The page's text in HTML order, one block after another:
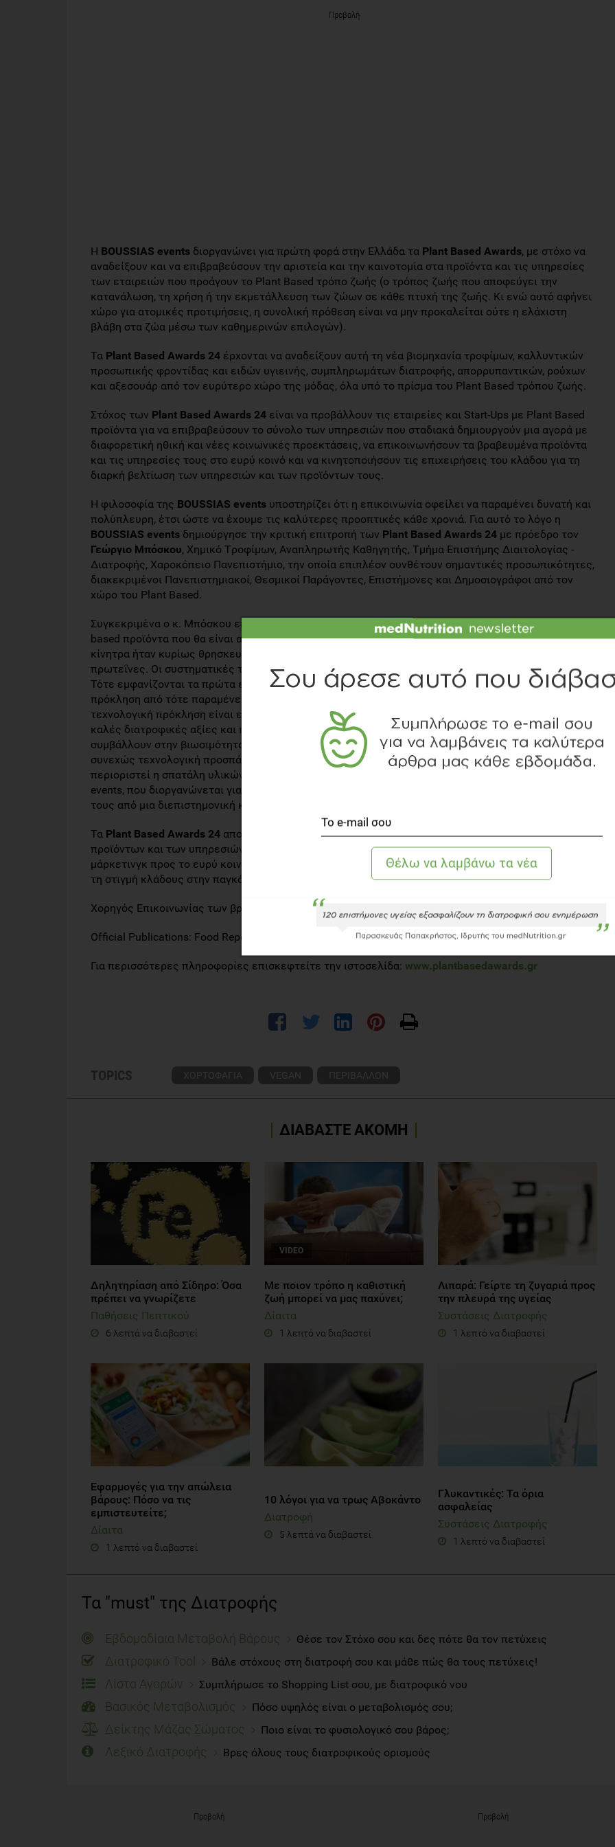
Προβολή
Η BOUSSIAS events διοργανώνει για πρώτη φορά στην Ελλάδα τα Plant Based Awards, με στόχο να
αναδείξουν και να επιβραβεύσουν την αριστεία και την καινοτομία στα προϊόντα και τις υπηρεσίες
των εταιρειών που προάγουν το Plant Based τρόπο ζωής (ο τρόπος ζωής που αποφεύγει την
κατανάλωση, τη χρήση ή την εκμετάλλευση των ζώων σε κάθε πτυχή της ζωής. Κι ενώ αυτό αφήνει
χώρο για ατομικές προτιμήσεις, η συνολική πρόθεση είναι να μην προκαλείται ούτε η ελάχιστη
βλάβη στα ζώα μέσω των καθημερινών επιλογών).
Τα Plant Based Awards 24 έρχονται να αναδείξουν αυτή τη νέα βιομηχανία τροφίμων, καλλυντικών
προσωπικής φροντίδας και ειδών υγιεινής, συμπληρωμάτων διατροφής, απορρυπαντικών, ρούχων
και αξεσουάρ από τον ευρύτερο χώρο της μόδας, όλα υπό το πρίσμα του Plant Based τρόπου ζωής.
Στόχος των Plant Based Awards 24 είναι να προβάλλουν τις εταιρείες και Start-Ups με Plant Based
προϊόντα για να επιβραβεύσουν το σύνολο των υπηρεσιών που σταδιακά δημιουργούν μια αγορά με
διαφορετική ηθική και νέες κοινωνικές προεκτάσεις, να επικοινωνήσουν τα βραβευμένα προϊόντα
και τις υπηρεσίες τους στο ευρύ κοινό και να κινητοποιήσουν τις επιχειρήσεις του κλάδου για τη
διαρκή βελτίωση των υπηρεσιών και των προϊόντων τους.
Η φιλοσοφία της BOUSSIAS events υποστηρίζει ότι η επικοινωνία οφείλει να παραμένει δυνατή και
πολύπλευρη, έτσι ώστε να έχουμε τις καλύτερες προοπτικές κάθε χρονιά. Για αυτό το λόγο η
BOUSSIAS events δημιούργησε την κριτική επιτροπή των Plant Based Awards 24 με πρόεδρο τον
Γεώργιο Μπόσκου, Xημικό Tροφίμων, Αναπληρωτής Καθηγητής, Τμήμα Επιστήμης Διαιτολογίας -
Διατροφής, Χαροκόπειο Πανεπιστήμιο, την οποία επιπλέον συνθέτουν σημαντικές προσωπικότητες,
διακεκριμένοι Πανεπιστημιακοί, Θεσμικοί Παράγοντες, Επιστήμονες και Δημοσιογράφοι από τον
χώρο του Plant Based.
Συγκεκριμένα ο κ. Μπόσκου επισημαίνει τα εξής: «Η προσπάθεια του ανθρώπου να φτιάξει plant
based προϊόντα που θα είναι ανάλογα ή μιμητές των ζωϊκών χάνεται στα βάθη των αιώνων. Τα
κίνητρα ήταν κυρίως θρησκευτικά αλλά και διατροφικά γιατί δεν υπήρχε η διαθεσιμότητα σε
πρωτεΐνες. Οι συστηματικές τεχνολογικές προσπάθειες όμως έγιναν μετά το 2ο Παγκόσμιο Πόλεμο.
Τότε εμφανίζονται τα πρώτα εμπορικά ανάλογα ή μιμητές κρέατος και γάλακτος. Η τεχνολογική
πρόκληση από τότε παραμένει και η εμπορική τάση αυξάνεται συνεχώς στις μέρες μας. Η
τεχνολογική πρόκληση είναι επίτευξη των αποδεκτών οργανοληπτικών ιδιοτήτων σε συνδυασμό με
καλές διατροφικές αξίες και περιβαλλοντική συνείδηση. Τα φυτικά τρόφιμα είναι προϊόντα που
συμβάλλουν στην βιωσιμότητα του πλανήτη, μέσα σε ένα πλαίσιο κυκλικής οικονομίας. Γίνεται
συνεχώς τεχνολογική προσπάθεια να αξιοποιηθούν παραπροϊόντα της αγροτικής βιομηχανίας και να
περιοριστεί η σπατάλη υλικών που έχουν διατροφική αξία. Ο διαγωνισμός αυτός της BOUSSIAS
events, που διοργανώνεται για πρώτη φορά, έρχεται να δώσει ένα χώρο προβολής και βράβευσης
τους από μια διεπιστημονική και διεπαγγελματική επιτροπή».
Τα Plant Based Awards 24 αποτελούν μια μοναδική ευκαιρία αναγνώρισης και διάκρισης των
προϊόντων και των υπηρεσιών σας, διεκδικώντας ένα βραβείο το οποίο θα αποτελέσει εργαλείο
μάρκετινγκ προς το ευρύ κοινό, σε έναν από τους πιο αναπτυσσόμενους και ανταγωνιστικούς αυτή
τη στιγμή κλάδους στην παγκόσμια οικονομία: αυτόν του plant based lifestyle.
Χορηγός Επικοινωνίας των βραβείων είναι το www.mednutrition.gr.
Official Publications: Food Reporter, σελφ σέρβις.
Για περισσότερες πληροφορίες επισκεφτείτε την ιστοσελίδα: www.plantbasedawards.gr
TOPICS ΧΟΡΤΟΦΑΓΙΑ VEGAN ΠΕΡΙΒΑΛΛΟΝ
ΔΙΑΒΑΣΤΕ ΑΚΟΜΗ
Δηλητηρίαση από Σίδηρο: Όσα
πρέπει να γνωρίζετε
Παθήσεις Πεπτικού
6 λεπτά να διαβαστεί
VIDEO
Με ποιον τρόπο η καθιστική
ζωή μπορεί να μας παχύνει;
Δίαιτα
1 λεπτό να διαβαστεί
Λιπαρά: Γείρτε τη ζυγαριά προς
την πλευρά της υγείας
Συστάσεις Διατροφής
1 λεπτό να διαβαστεί
Εφαρμογές για την απώλεια
βάρους: Πόσο να τις
εμπιστευτείτε;
Δίαιτα
1 λεπτό να διαβαστεί
10 λόγοι για να τρως Aβοκάντο
Διατροφή
5 λεπτά να διαβαστεί
Γλυκαντικές: Τα όρια
ασφαλείας
Συστάσεις Διατροφής
1 λεπτό να διαβαστεί
Τα "must" της Διατροφής
Εβδομαδίαια Μεταβολή Βάρους Θέσε τον Στόχο σου και δες πότε θα τον πετύχεις
Διατροφικό Tool Βάλε στόχους στη διατροφή σου και μάθε πώς θα τους πετύχεις!
Λίστα Αγορών Συμπλήρωσε το Shopping List σου, με διατροφικό νου
Βασικός Μεταβολισμός Πόσο υψηλός είναι ο μεταβολισμός σου;
Δείκτης Μάζας Σώματος Ποιο είναι το φυσιολογικό σου βάρος;
Λεξικό Διατροφής Βρες όλους τους διατροφικούς ορισμούς
Προβολή Προβολή